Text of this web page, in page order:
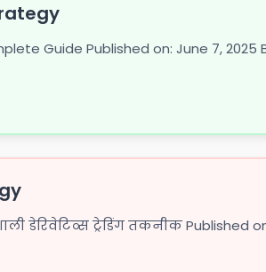
Guide Published on: June 7, 2025
डेरिवेटिव्स ट्रेडिंग तकनीक Published